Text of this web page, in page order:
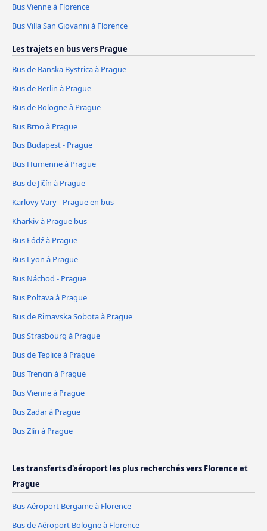
Bus Vienne à Florence
Bus Villa San Giovanni à Florence
Les trajets en bus vers Prague
Bus de Banska Bystrica à Prague
Bus de Berlin à Prague
Bus de Bologne à Prague
Bus Brno à Prague
Bus Budapest - Prague
Bus Humenne à Prague
Bus de Jičín à Prague
Karlovy Vary - Prague en bus
Kharkiv à Prague bus
Bus Łódź à Prague
Bus Lyon à Prague
Bus Náchod - Prague
Bus Poltava à Prague
Bus de Rimavska Sobota à Prague
Bus Strasbourg à Prague
Bus de Teplice à Prague
Bus Trencin à Prague
Bus Vienne à Prague
Bus Zadar à Prague
Bus Zlín à Prague
Les transferts d'aéroport les plus recherchés vers Florence et
Prague
Bus Aéroport Bergame à Florence
Bus de Aéroport Bologne à Florence